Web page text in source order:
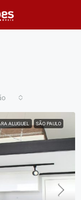
ALUGUEL SÃO PAULO